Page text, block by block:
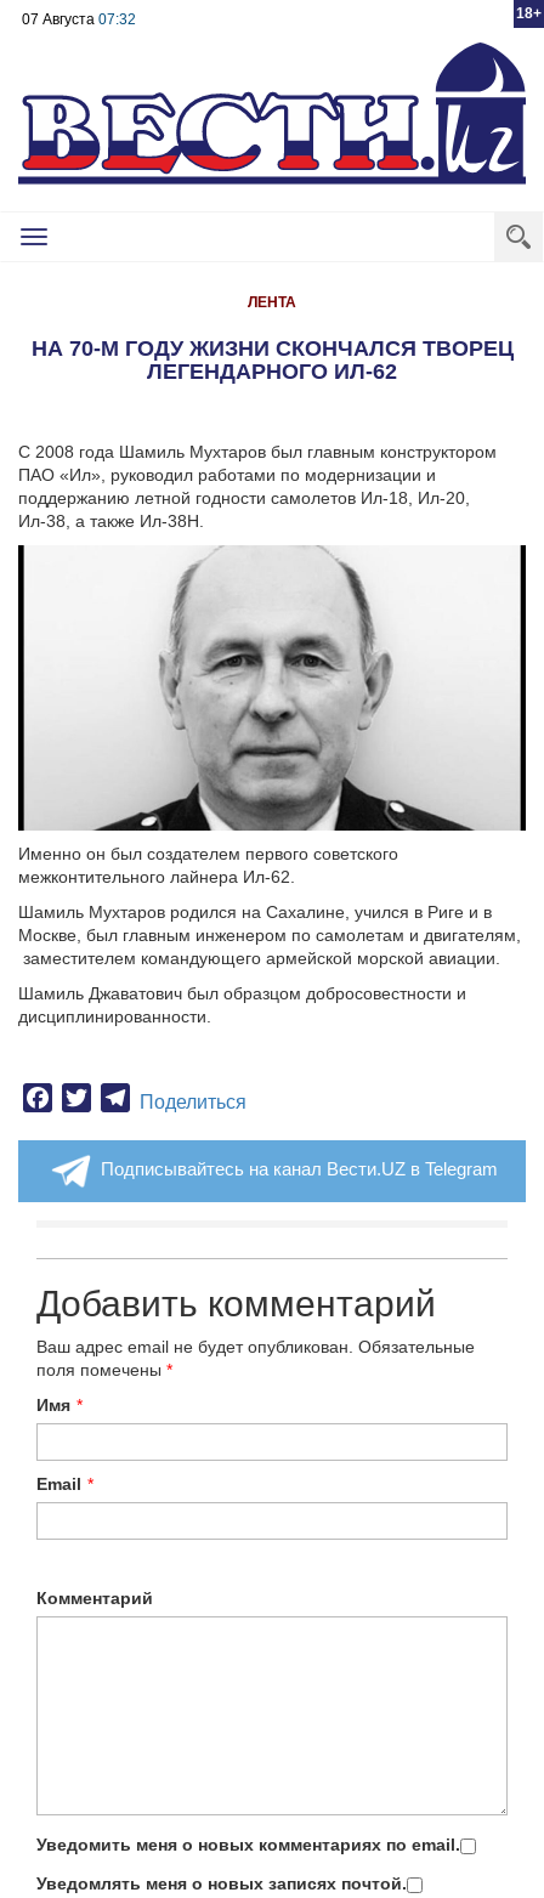
18+
07 Августа 07:32
Toggle
ЛЕНТА
НА 70-М ГОДУ ЖИЗНИ СКОНЧАЛСЯ ТВОРЕЦ
ЛЕГЕНДАРНОГО ИЛ-62
С 2008 года Шамиль Мухтаров был главным конструктором
ПАО «Ил», руководил работами по модернизации и
поддержанию летной годности самолетов Ил-18, Ил-20,
Ил-38, а также Ил-38Н.
Именно он был создателем первого советского
межконтительного лайнера Ил-62.
Шамиль Мухтаров родился на Сахалине, учился в Риге и в
Москве, был главным инженером по самолетам и двигателям,
заместителем командующего армейской морской авиации.
Шамиль Джаватович был образцом добросовестности и
дисциплинированности.
Facebook
TwitterTelegram
Поделиться
Подписывайтесь на канал Вести.UZ в Telegram
Добавить комментарий
Ваш адрес email не будет опубликован. Обязательные
поля помечены *
Имя *
Email *
Комментарий
Уведомить меня о новых комментариях по email.
Уведомлять меня о новых записях почтой.